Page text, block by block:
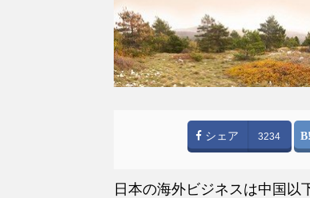
シェア 3234
日本の海外ビジネスは中国以